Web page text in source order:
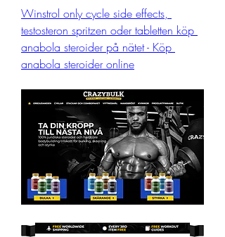
Winstrol only cycle side effects,
testosteron spritzen oder tabletten köp
anabola steroider på nätet - Köp
anabola steroider online